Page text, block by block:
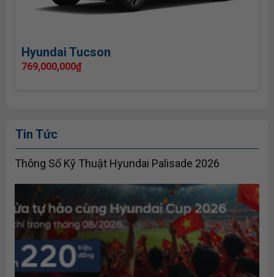
Hyundai Tucson
769,000,000₫
Tin Tức
Thông Số Kỹ Thuật Hyundai Palisade 2026